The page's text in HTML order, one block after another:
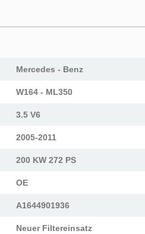
Mercedes - Benz
W164 - ML350
3.5 V6
2005-2011
200 KW 272 PS
OE
A1644901936
Neuer Filtereinsatz